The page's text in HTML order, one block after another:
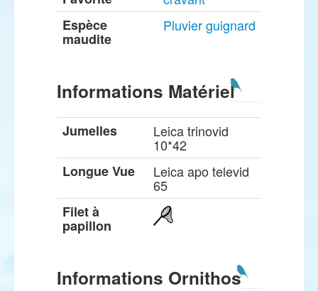
Espèce
maudite
Pluvier guignard
Informations Matériel
Jumelles Leica trinovid
10*42
Longue Vue
Leica apo televid
65
Filet à
papillon
Informations Ornithos